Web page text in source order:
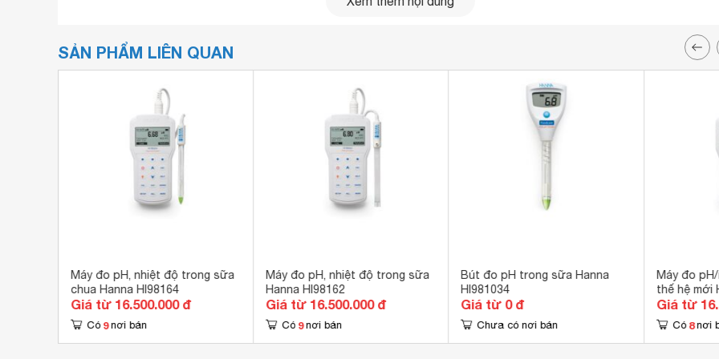
SẢN PHẨM LIÊN QUAN
Máy đo pH, nhiệt độ trong sữa
chua Hanna HI98164
Giá từ 16.500.000 đ
Có 9 nơi bán
Máy đo pH, nhiệt độ trong sữa
Hanna HI98162
Giá từ 16.500.000 đ
Có 9 nơi bán
Bút đo pH trong sữa Hanna
HI981034
Giá từ 0 đ
Chưa có nơi bán
Máy đo
thế hệ mới
Giá từ
Có 8 nơi